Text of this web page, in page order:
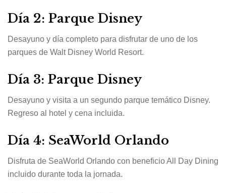
Día 2: Parque Disney
Desayuno y día completo para disfrutar de uno de los
parques de Walt Disney World Resort.
Día 3: Parque Disney
Desayuno y visita a un segundo parque temático Disney.
Regreso al hotel y cena incluida.
Día 4: SeaWorld Orlando
Disfruta de SeaWorld Orlando con beneficio All Day Dining
incluido durante toda la jornada.